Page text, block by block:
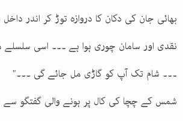
بھائی جان کی دکان کا دروازہ توڑ کر اندر
نقدی اور سامان چوری ہوا ہے ۔۔۔ اسی سلسلے
۔۔۔ شام تک آپ کو گاڑی مل جائے گی ۔۔۔"
شمس کے چچا کی کال پر ہونے والی گفتگو